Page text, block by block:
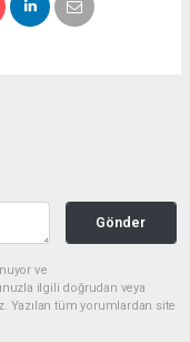
Gönder
ve
ilgili doğrudan veya
Yazılan tüm yorumlardan site